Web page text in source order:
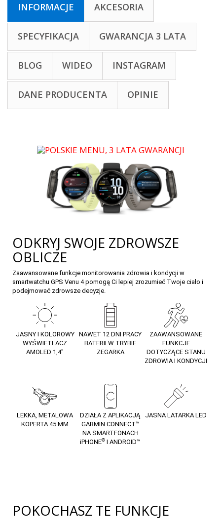
INFORMACJE AKCESORIA
SPECYFIKACJA GWARANCJA 3 LATA
BLOG WIDEO INSTAGRAM
DANE PRODUCENTA OPINIE
ODKRYJ SWOJE ZDROWSZE
OBLICZE
Zaawansowane funkcje monitorowania zdrowia i kondycji w
smartwatchu GPS Venu 4 pomogą Ci lepiej zrozumieć Twoje ciało i
podejmować zdrowsze decyzje.
JASNY I KOLOROWY
WYŚWIETLACZ
AMOLED 1,4″
NAWET 12 DNI PRACY
BATERII W TRYBIE
ZEGARKA
ZAAWANSOWANE
FUNKCJE
DOTYCZĄCE STANU
ZDROWIA I KONDYCJI
LEKKA, METALOWA
KOPERTA 45 MM
DZIAŁA Z APLIKACJĄ
GARMIN CONNECT™
NA SMARTFONACH
iPHONE® I ANDROID™
JASNA LATARKA LED
POKOCHASZ TE FUNKCJE